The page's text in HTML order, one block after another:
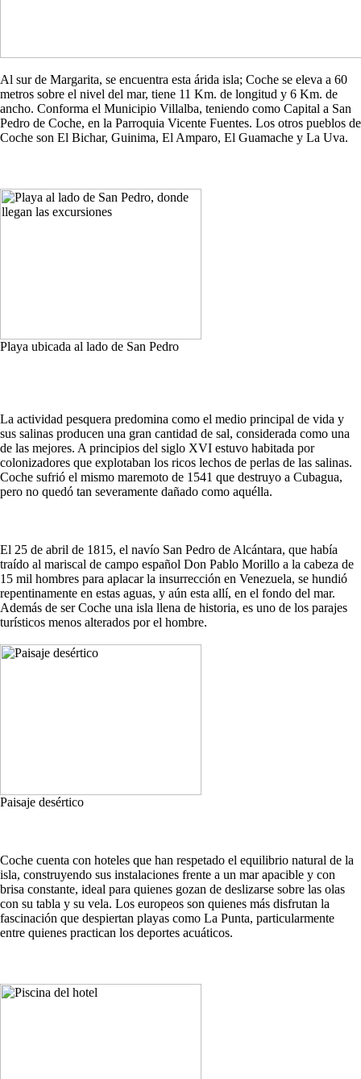
Al sur de Margarita, se encuentra esta árida isla; Coche se eleva a 60
metros sobre el nivel del mar, tiene 11 Km. de longitud y 6 Km. de
ancho. Conforma el Municipio Villalba, teniendo como Capital a San
Pedro de Coche, en la Parroquia Vicente Fuentes. Los otros pueblos de
Coche son El Bichar, Guinima, El Amparo, El Guamache y La Uva.
Playa ubicada al lado de San Pedro
La actividad pesquera predomina como el medio principal de vida y
sus salinas producen una gran cantidad de sal, considerada como una
de las mejores. A principios del siglo XVI estuvo habitada por
colonizadores que explotaban los ricos lechos de perlas de las salinas.
Coche sufrió el mismo maremoto de 1541 que destruyo a Cubagua,
pero no quedó tan severamente dañado como aquélla.
El 25 de abril de 1815, el navío San Pedro de Alcántara, que había
traído al mariscal de campo español Don Pablo Morillo a la cabeza de
15 mil hombres para aplacar la insurrección en Venezuela, se hundió
repentinamente en estas aguas, y aún esta allí, en el fondo del mar.
Además de ser Coche una isla llena de historia, es uno de los parajes
turísticos menos alterados por el hombre.
Paisaje desértico
Coche cuenta con hoteles que han respetado el equilibrio natural de la
isla, construyendo sus instalaciones frente a un mar apacible y con
brisa constante, ideal para quienes gozan de deslizarse sobre las olas
con su tabla y su vela. Los europeos son quienes más disfrutan la
fascinación que despiertan playas como La Punta, particularmente
entre quienes practican los deportes acuáticos.